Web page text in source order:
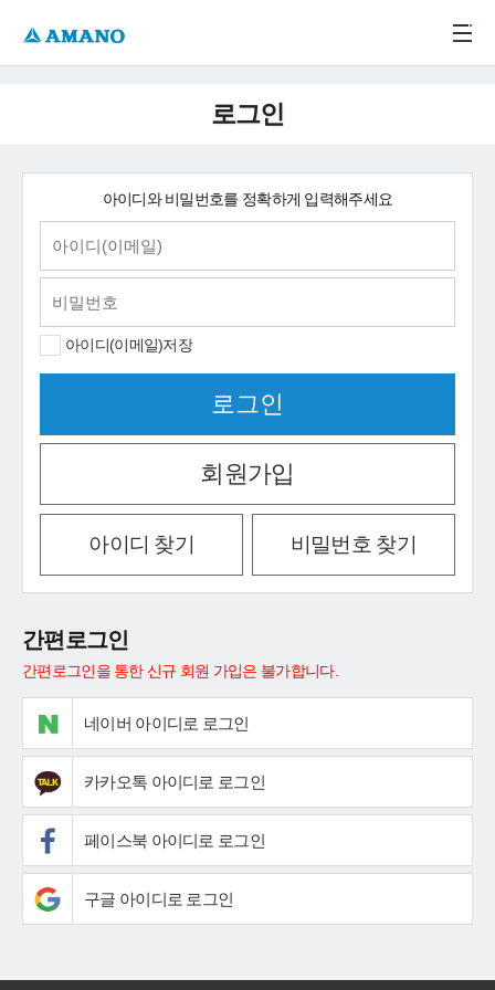
로그인
아이디와 비밀번호를 정확하게 입력해주세요
아이디(이메일)저장
회원가입
아이디 찾기 비밀번호 찾기
간편로그인
간편로그인을 통한 신규 회원 가입은 불가합니다.
네이버 아이디로 로그인
카카오톡 아이디로 로그인
페이스북 아이디로 로그인
구글 아이디로 로그인